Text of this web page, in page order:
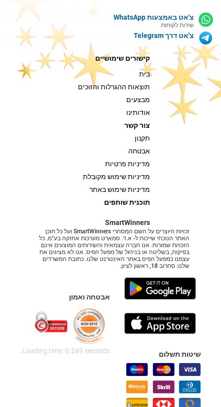
צ'אט באמצעות WhatsApp
שירות לקוחות
צ'אט דרך Telegram
קישורים שימושיים
בית
תוצאות ההגרלות והזוכים
מבצעים
אודותינו
צור קשר
תקנון
אבטחה
מדיניות פרטיות
מדיניות שימוש מקובלת
מדיניות שימוש באתר
תוכנית שותפים
SmartWinners
זכויות היוצרים על השם המסחרי SmartWinners ועל כל תוכן
האתר הנוכחי שייכות ל- א.ד. סמארט מערכות אחזקה בע"מ. כל
הזכויות שמורות. אנו חברה עצמאית והשירותים המוצעים אינם
בפיקוח, בשליטה או בניהול של מפעל הפיס. אנו לא מציגים את
עצמנו כמפעל הפיס באתר האינטרנט שלנו. כתובת המשרדים
שלנו: סחרוב 18, ראשון לציון.
שיטות תשלום
אבטחה ואמון
Loading time: 0.249 seconds.